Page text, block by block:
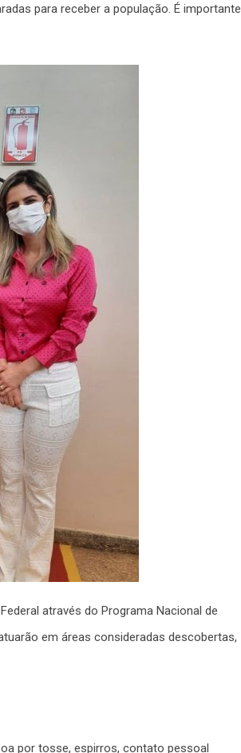
para receber a população. É importante
através do Programa Nacional de
em áreas consideradas descobertas,
por tosse, espirros, contato pessoal